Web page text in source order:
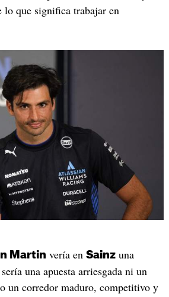
lo que significa trabajar en
Martin vería en Sainzuna
una apuesta arriesgada ni un
un corredor maduro, competitivo y